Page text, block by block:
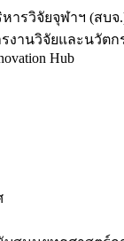
ารวิจัยจุฬาฯ (สบจ
งานวิจัยและนวัตก
Hub